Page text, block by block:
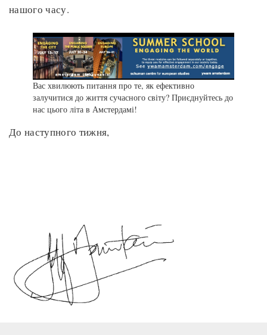
нашого часу.
Вас хвилюють питання про те, як ефективно
залучитися до життя сучасного світу? Приєднуйтесь до
нас цього літа в Амстердамі!
До наступного тижня,